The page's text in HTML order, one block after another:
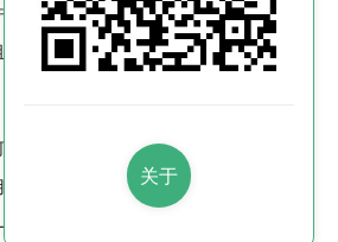
也就是最小的逻辑单元；具有子节
）的组件称为复合组件，也就是组
容器对象和叶子对象进行递归组
过程中无须进行区分，可以对他们
叶子对象和组合对象实现相同的
关于